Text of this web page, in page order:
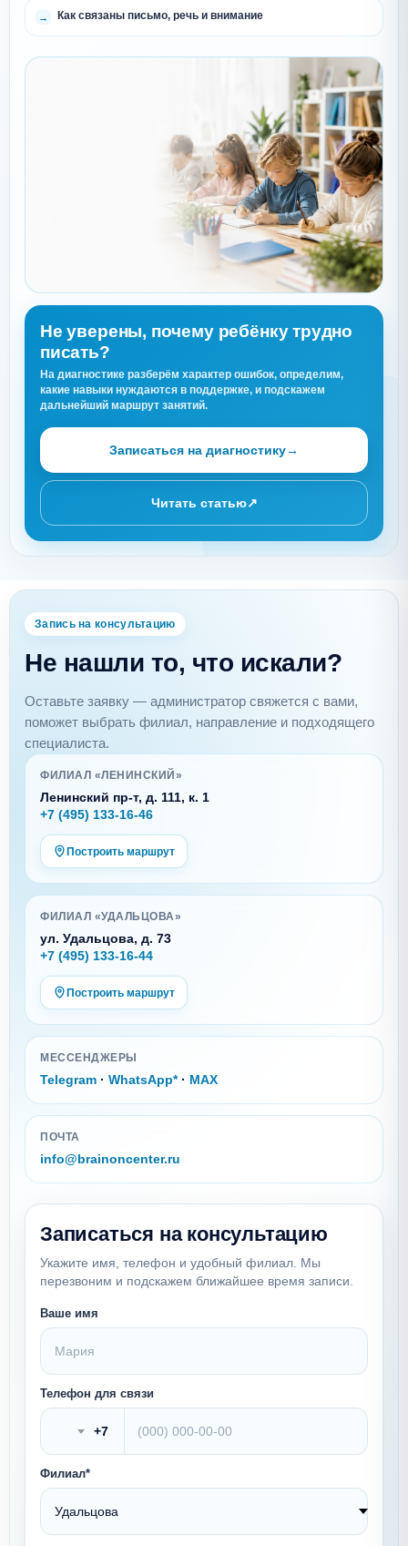
Как связаны письмо, речь и внимание
Не уверены, почему ребёнку трудно
писать?
На диагностике разберём характер ошибок, определим,
какие навыки нуждаются в поддержке, и подскажем
дальнейший маршрут занятий.
Записаться на диагностику→
Читать статью↗
Запись на консультацию
Не нашли то, что искали?
Оставьте заявку — администратор свяжется с вами,
поможет выбрать филиал, направление и подходящего
специалиста.
ФИЛИАЛ «ЛЕНИНСКИЙ»
Ленинский пр-т, д. 111, к. 1
+7 (495) 133-16-46
Построить маршрут
ФИЛИАЛ «УДАЛЬЦОВА»
ул. Удальцова, д. 73
+7 (495) 133-16-44
Построить маршрут
МЕССЕНДЖЕРЫ
Telegram · WhatsApp*· MAX
ПОЧТА
info@brainoncenter.ru
Записаться на консультацию
Укажите имя, телефон и удобный филиал. Мы
перезвоним и подскажем ближайшее время записи.
Ваше имя
Телефон для связи
+7
Филиал*